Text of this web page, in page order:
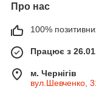
Про нас
100%
Працює з
м. Чернігів
вул.Шевченко,